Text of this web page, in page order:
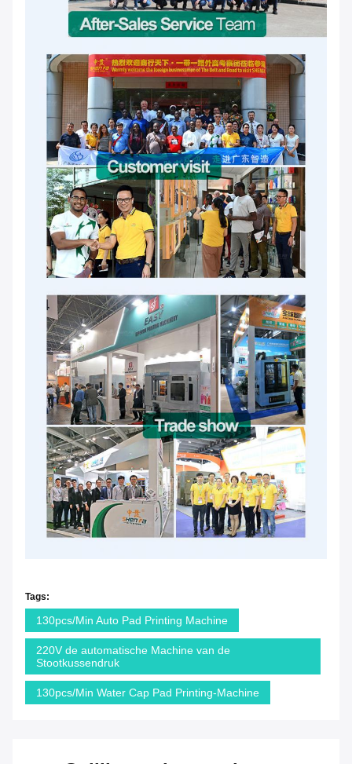
Tags:
130pcs/Min Auto Pad Printing Machine
220V de automatische Machine van de
Stootkussendruk
130pcs/Min Water Cap Pad Printing-Machine